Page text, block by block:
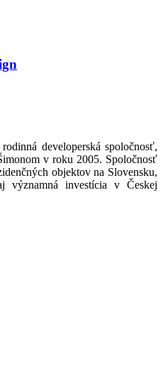
developerská spoločnosť,
v roku 2005. Spoločnosť
objektov na Slovensku,
investícia v Českej